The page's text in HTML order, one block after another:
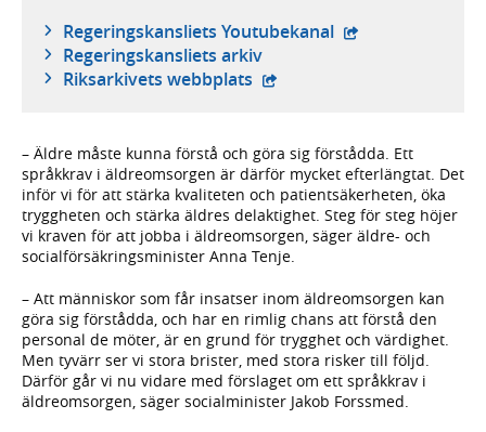
Regeringskansliets Youtubekanal - extern
Regeringskansliets arkiv
Riksarkivets webbplats - extern webbplats,
– Äldre måste kunna förstå och göra sig förstådda. Ett
språkkrav i äldreomsorgen är därför mycket efterlängtat. Det
inför vi för att stärka kvaliteten och patientsäkerheten, öka
tryggheten och stärka äldres delaktighet. Steg för steg höjer
vi kraven för att jobba i äldreomsorgen, säger äldre- och
socialförsäkringsminister Anna Tenje.
– Att människor som får insatser inom äldreomsorgen kan
göra sig förstådda, och har en rimlig chans att förstå den
personal de möter, är en grund för trygghet och värdighet.
Men tyvärr ser vi stora brister, med stora risker till följd.
Därför går vi nu vidare med förslaget om ett språkkrav i
äldreomsorgen, säger socialminister Jakob Forssmed.